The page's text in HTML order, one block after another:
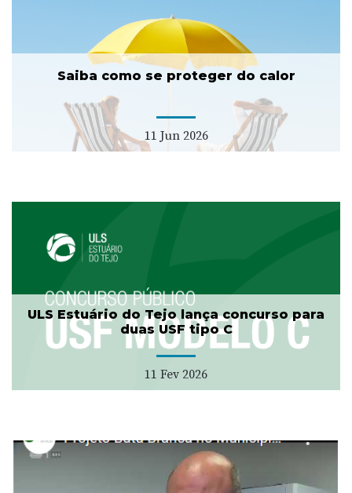
Saiba como se proteger do calor
11 Jun 2026
ULS Estuário do Tejo lança concurso para
duas USF tipo C
11 Fev 2026